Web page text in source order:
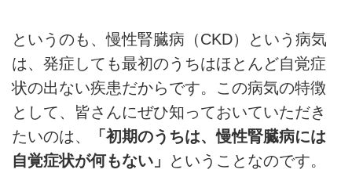
というのも、慢性腎臓病（CKD）という病気
は、発症しても最初のうちはほとんど自覚症
状の出ない疾患だからです。この病気の特徴
として、皆さんにぜひ知っておいていただき
たいのは、
「初期のうちは、慢性腎臓病には
自覚症状が何もない」
ということなのです。